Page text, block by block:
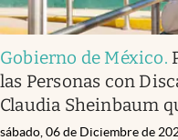
Gobierno de México.
las Personas con
Claudia Sheinbaum
sábado, 06 de Diciembre de